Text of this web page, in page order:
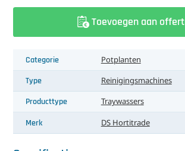
Ontvochtiging
Reinigingsmachines
Sorteermachines
Teeltbenodigdheden
Teeltwisseling
Toevoegen aan
Categorie Potplanten
Type Reinigingsmachines
Producttype Traywassers
Merk DS Hortitrade